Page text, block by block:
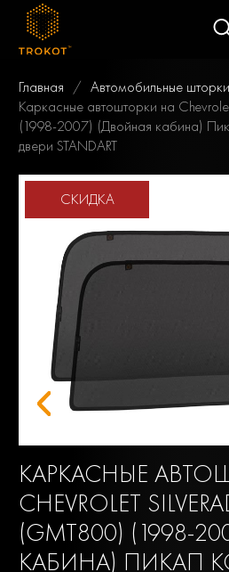
Главная
Автомобильные шторки
Каркасные автошторки на
(1998-2007) (Двойная кабина)
двери STANDART
КАРКАСНЫЕ
CHEVROLET
(GMT800) (1998-
КАБИНА) ПИКАП
СКИДКА